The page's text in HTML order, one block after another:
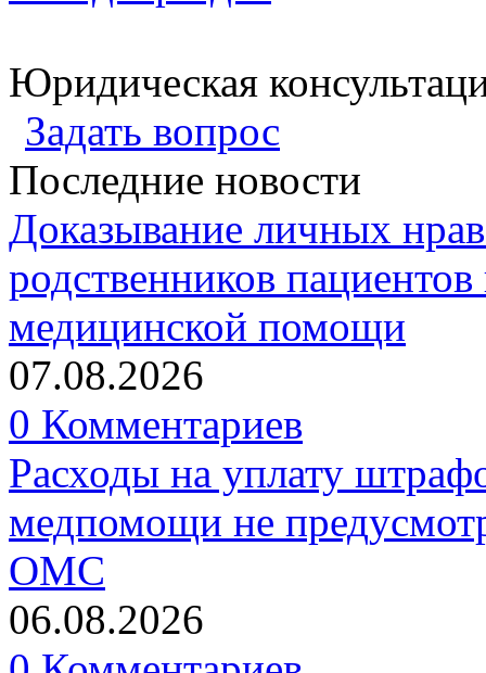
Юридическая
Задать вопрос
Последние новости
Доказывание личных
родственников
медицинской помощи
07.08.2026
0 Комментариев
Расходы на уплату
медпомощи не
ОМС
06.08.2026